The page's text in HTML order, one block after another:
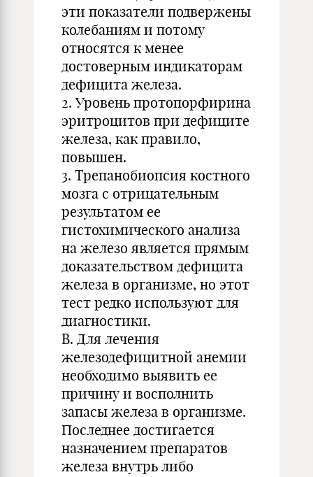
эти показатели подвержены
колебаниям и потому
относятся к менее
достоверным индикаторам
дефицита железа.
2. Уровень протопорфирина
эритроцитов при дефиците
железа, как правило,
повышен.
3. Трепанобиопсия костного
мозга с отрицательным
результатом ее
гистохимического анализа
на железо является прямым
доказательством дефицита
железа в организме, но этот
тест редко используют для
диагностики.
В. Для лечения
железодефицитной анемии
необходимо выявить ее
причину и восполнить
запасы железа в организме.
Последнее достигается
назначением препаратов
железа внутрь либо